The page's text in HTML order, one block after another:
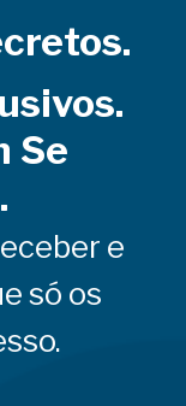
Se
e
só os